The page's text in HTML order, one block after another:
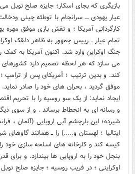
بازیگری که بجای اسکار؛ جایزه صلح نوبل
عیار یهودی ــــ سرانجام با توطئه چینی
کارگردانی آمریکا ؛ و نقش بازی موفق
تمام عیار ــ رییس جمهور به ظاهر دلقک
جنگ اوکراین وارد شد. اکنون آمریکا به
می سازد که هر لحظه تصمیم دارد کشورهای
کند. و بدین ترتیب ؛ آمریکای پس از ترامپ
موفق گردید ، بحران های خود را صادر نماید.
ایجاد نماید: از یک سو روسیه را با تحریم
و رسانه ای به انحطاط برساند . و از سوی
شیرده؛ این بارچشم آبی اروپایی (آلمان ،
ایتالیا ؛ لهستان و.....) را ــ همانند گاوهای
کیسه کند و کارخانه های اسلحه سازی خود
بنجل خود را به اروپایی ها بیندازد. و برای
اوکراینی ؛ در فریب روسیه ؛ جایزه صلح